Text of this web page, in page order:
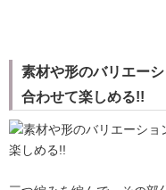
素材や形のバリエー
合わせて楽しめる!!